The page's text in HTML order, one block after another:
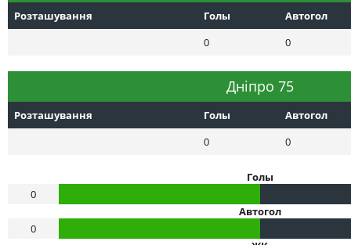
Розташування Голы
Автогол
0
0
Днiпро 75
Розташування Голы
Автогол
0
0
Голы
0
Автогол
0